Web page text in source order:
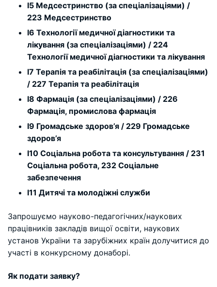
I5 Медсестринство (за спеціалізаціями) /
223 Медсестринство
I6 Технології медичної діагностики та
лікування (за спеціалізаціями) / 224
Технології медичної діагностики та лікування
I7 Терапія та реабілітація (за спеціалізаціями)
/ 227 Терапія та реабілітація
I8 Фармація (за спеціалізаціями) / 226
Фармація, промислова фармація
I9 Громадське здоров’я / 229 Громадське
здоров’я
I10 Соціальна робота та консультування / 231
Соціальна робота, 232 Соціальне
забезпечення
I11 Дитячі та молодіжні служби
Запрошуємо науково-педагогічних/наукових
працівників закладів вищої освіти, наукових
установ України та зарубіжних країн долучитися до
участі в конкурсному донаборі.
Як подати заявку?